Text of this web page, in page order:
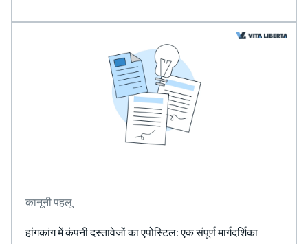
कानूनी पहलू
हांगकांग में कंपनी दस्तावेजों का एपोस्टिल: एक संपूर्ण मार्गदर्शिका